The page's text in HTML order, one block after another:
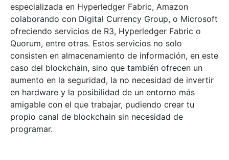
especializada en Hyperledger Fabric, Amazon
colaborando con Digital Currency Group, o Microsoft
ofreciendo servicios de R3, Hyperledger Fabric o
Quorum, entre otras. Estos servicios no solo
consisten en almacenamiento de información, en este
caso del blockchain, sino que también ofrecen un
aumento en la seguridad, la no necesidad de invertir
en hardware y la posibilidad de un entorno más
amigable con el que trabajar, pudiendo crear tu
propio canal de blockchain sin necesidad de
programar.